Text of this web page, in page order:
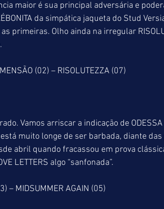
maior é sua principal adversária e
da simpática jaqueta do Stud
primeiras. Olho ainda na irregular
(02) – RISOLUTEZZA (07)
Vamos arriscar a indicação de
muito longe de ser barbada, diante
abril quando fracassou em prova
LETTERS algo “sanfonada”.
– MIDSUMMER AGAIN (05)